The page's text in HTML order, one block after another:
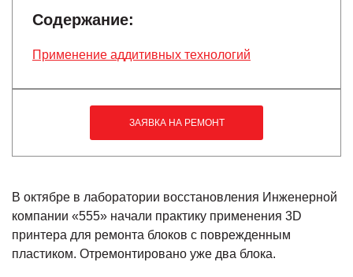
Содержание:
Применение аддитивных технологий
ЗАЯВКА НА РЕМОНТ
В октябре в лаборатории восстановления Инженерной
компании «555» начали практику применения 3D
принтера для ремонта блоков с поврежденным
пластиком. Отремонтировано уже два блока.